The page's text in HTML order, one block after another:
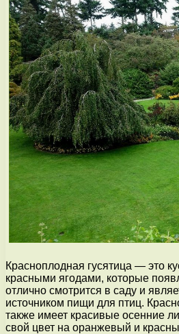
Красноплодная гусятица — это
красными ягодами, которые
отлично смотрится в саду и
источником пищи для птиц.
также имеет красивые осенние
свой цвет на оранжевый и